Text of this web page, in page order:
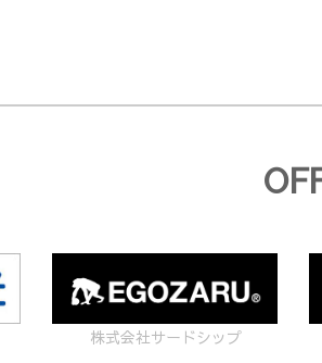
株式会社サードシップ